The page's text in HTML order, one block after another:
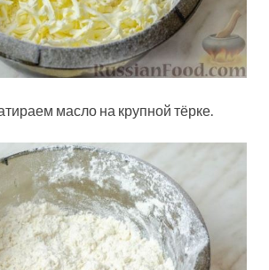
масло на крупной тёрке.